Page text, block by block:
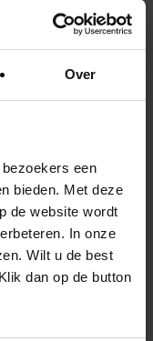
Over
een
bieden. Met deze
de website wordt
In onze
Wilt u de best
Klik dan op de button
kerndocent
en
de titel
markt en